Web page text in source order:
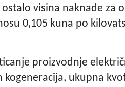
visina naknade za
0,105 kuna po
proizvodnje
kogeneracija, ukupna